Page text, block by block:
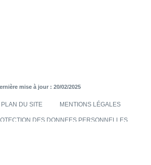
mise à jour : 20/02/2025
PLAN DU SITE MENTIONS LÉGALES
DES DONNEES PERSONNELLES